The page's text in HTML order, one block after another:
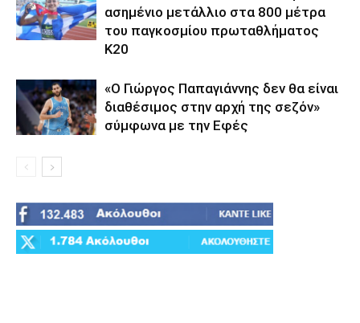
ασημένιο μετάλλιο στα 800 μέτρα
του παγκοσμίου πρωταθλήματος
Κ20
«Ο Γιώργος Παπαγιάννης δεν θα είναι
διαθέσιμος στην αρχή της σεζόν»
σύμφωνα με την Εφές